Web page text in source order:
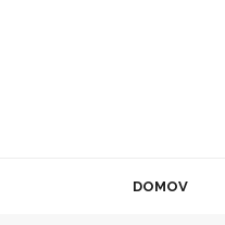
DOMOV